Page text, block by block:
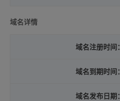
域名详情
域名注册时间：
域名到期时间：
域名发布日期：